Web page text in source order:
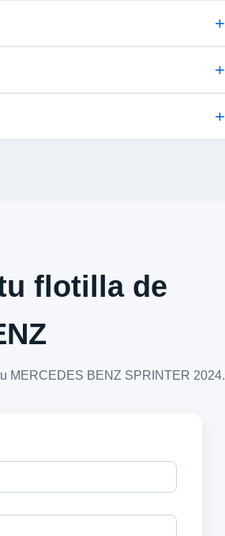
flotilla de
MERCEDES BENZ SPRINTER 2024.